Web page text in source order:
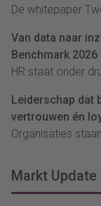
De whitepaper
Van data naar
Benchmark 2026
HR staat onder
Leiderschap dat
vertrouwen én
Organisaties
Markt Update